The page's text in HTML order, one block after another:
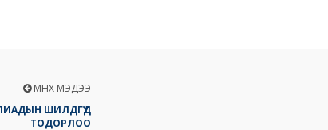
ӨМНӨХ МЭДЭЭ
ШИЛДГҮҮД
ТОДОРЛОО